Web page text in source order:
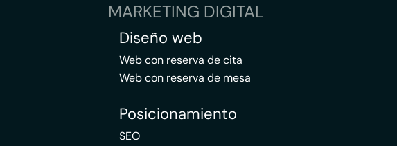
MARKETING DIGITAL
Diseño web
Web con reserva de cita
Web con reserva de mesa
Posicionamiento
SEO